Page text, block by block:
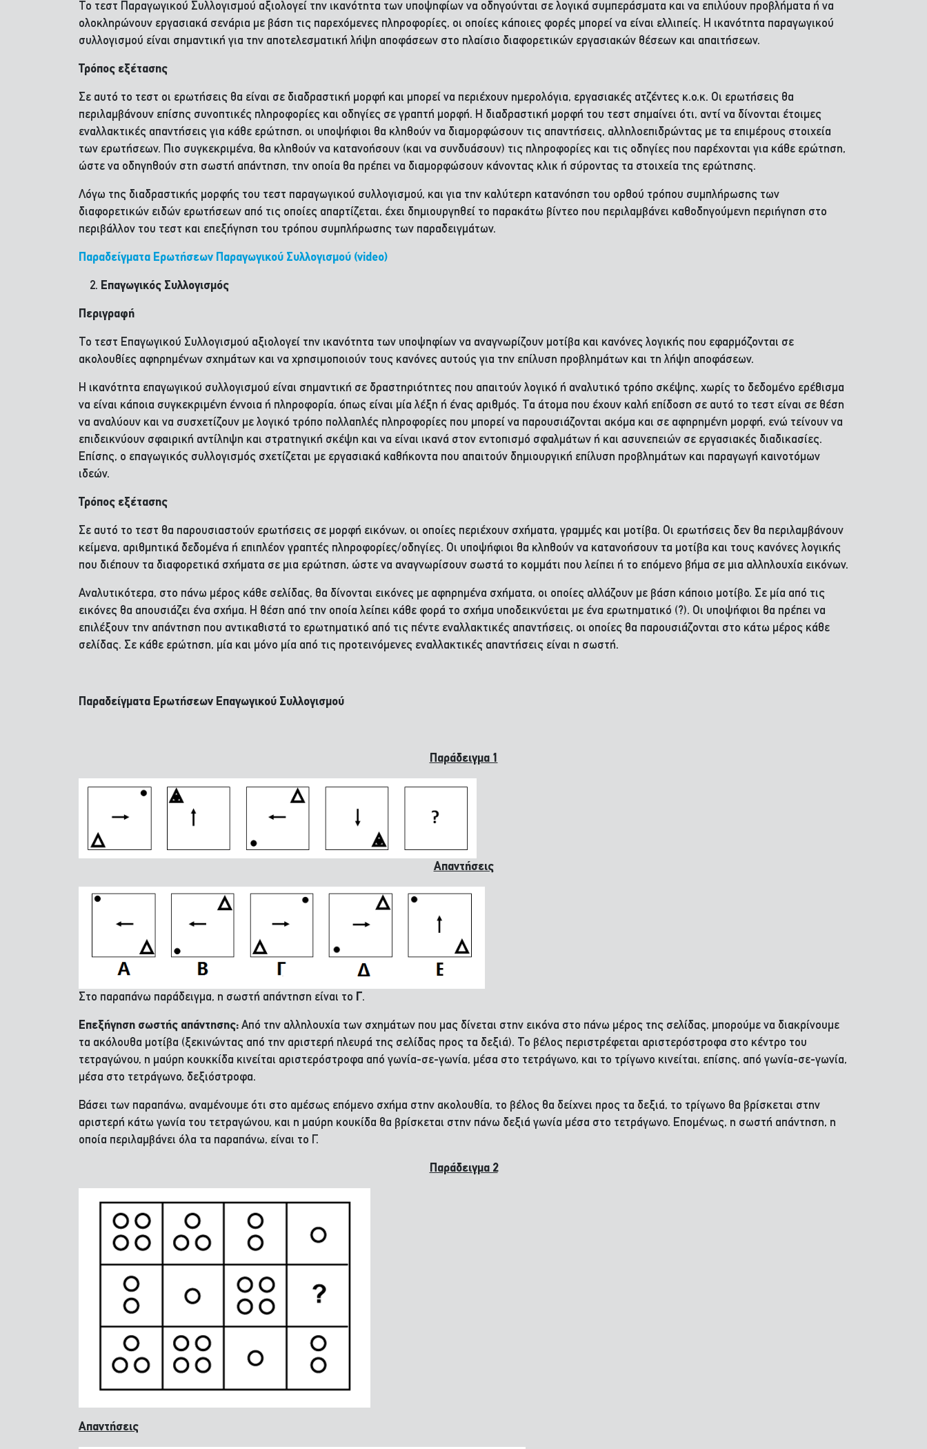
Το τεστ Παραγωγικού Συλλογισμού αξιολογεί την ικανότητα των υποψηφίων να οδηγούνται σε λογικά συμπεράσματα και να επιλύουν προβλήματα ή να
ολοκληρώνουν εργασιακά σενάρια με βάση τις παρεχόμενες πληροφορίες, οι οποίες κάποιες φορές μπορεί να είναι ελλιπείς. Η ικανότητα παραγωγικού
συλλογισμού είναι σημαντική για την αποτελεσματική λήψη αποφάσεων στο πλαίσιο διαφορετικών εργασιακών θέσεων και απαιτήσεων.
Τρόπος εξέτασης
Σε αυτό το τεστ οι ερωτήσεις θα είναι σε διαδραστική μορφή και μπορεί να περιέχουν ημερολόγια, εργασιακές ατζέντες κ.ο.κ. Οι ερωτήσεις θα
περιλαμβάνουν επίσης συνοπτικές πληροφορίες και οδηγίες σε γραπτή μορφή. Η διαδραστική μορφή του τεστ σημαίνει ότι, αντί να δίνονται έτοιμες
εναλλακτικές απαντήσεις για κάθε ερώτηση, οι υποψήφιοι θα κληθούν να διαμορφώσουν τις απαντήσεις, αλληλοεπιδρώντας με τα επιμέρους στοιχεία
των ερωτήσεων. Πιο συγκεκριμένα, θα κληθούν να κατανοήσουν (και να συνδυάσουν) τις πληροφορίες και τις οδηγίες που παρέχονται για κάθε ερώτηση,
ώστε να οδηγηθούν στη σωστή απάντηση, την οποία θα πρέπει να διαμορφώσουν κάνοντας κλικ ή σύροντας τα στοιχεία της ερώτησης.
Λόγω της διαδραστικής μορφής του τεστ παραγωγικού συλλογισμού, και για την καλύτερη κατανόηση του ορθού τρόπου συμπλήρωσης των
διαφορετικών ειδών ερωτήσεων από τις οποίες απαρτίζεται, έχει δημιουργηθεί το παρακάτω βίντεο που περιλαμβάνει καθοδηγούμενη περιήγηση στο
περιβάλλον του τεστ και επεξήγηση του τρόπου συμπλήρωσης των παραδειγμάτων.
Παραδείγματα Ερωτήσεων Παραγωγικού Συλλογισμού (video)
Επαγωγικός Συλλογισμός
Περιγραφή
Το τεστ Επαγωγικού Συλλογισμού αξιολογεί την ικανότητα των υποψηφίων να αναγνωρίζουν μοτίβα και κανόνες λογικής που εφαρμόζονται σε
ακολουθίες αφηρημένων σχημάτων και να χρησιμοποιούν τους κανόνες αυτούς για την επίλυση προβλημάτων και τη λήψη αποφάσεων.
Η ικανότητα επαγωγικού συλλογισμού είναι σημαντική σε δραστηριότητες που απαιτούν λογικό ή αναλυτικό τρόπο σκέψης, χωρίς το δεδομένο ερέθισμα
να είναι κάποια συγκεκριμένη έννοια ή πληροφορία, όπως είναι μία λέξη ή ένας αριθμός. Τα άτομα που έχουν καλή επίδοση σε αυτό το τεστ είναι σε θέση
να αναλύουν και να συσχετίζουν με λογικό τρόπο πολλαπλές πληροφορίες που μπορεί να παρουσιάζονται ακόμα και σε αφηρημένη μορφή, ενώ τείνουν να
επιδεικνύουν σφαιρική αντίληψη και στρατηγική σκέψη και να είναι ικανά στον εντοπισμό σφαλμάτων ή και ασυνεπειών σε εργασιακές διαδικασίες.
Επίσης, ο επαγωγικός συλλογισμός σχετίζεται με εργασιακά καθήκοντα που απαιτούν δημιουργική επίλυση προβλημάτων και παραγωγή καινοτόμων
ιδεών.
Τρόπος εξέτασης
Σε αυτό το τεστ θα παρουσιαστούν ερωτήσεις σε μορφή εικόνων, οι οποίες περιέχουν σχήματα, γραμμές και μοτίβα. Οι ερωτήσεις δεν θα περιλαμβάνουν
κείμενα, αριθμητικά δεδομένα ή επιπλέον γραπτές πληροφορίες/οδηγίες. Οι υποψήφιοι θα κληθούν να κατανοήσουν τα μοτίβα και τους κανόνες λογικής
που διέπουν τα διαφορετικά σχήματα σε μια ερώτηση, ώστε να αναγνωρίσουν σωστά το κομμάτι που λείπει ή το επόμενο βήμα σε μια αλληλουχία εικόνων.
Αναλυτικότερα, στο πάνω μέρος κάθε σελίδας, θα δίνονται εικόνες με αφηρημένα σχήματα, οι οποίες αλλάζουν με βάση κάποιο μοτίβο. Σε μία από τις
εικόνες θα απουσιάζει ένα σχήμα. Η θέση από την οποία λείπει κάθε φορά το σχήμα υποδεικνύεται με ένα ερωτηματικό (?). Οι υποψήφιοι θα πρέπει να
επιλέξουν την απάντηση που αντικαθιστά το ερωτηματικό από τις πέντε εναλλακτικές απαντήσεις, οι οποίες θα παρουσιάζονται στο κάτω μέρος κάθε
σελίδας. Σε κάθε ερώτηση, μία και μόνο μία από τις προτεινόμενες εναλλακτικές απαντήσεις είναι η σωστή.
Παραδείγματα Ερωτήσεων Επαγωγικού Συλλογισμού
Παράδειγμα 1
Απαντήσεις
Στο παραπάνω παράδειγμα, η σωστή απάντηση είναι το Γ.
Επεξήγηση σωστής απάντησης: Από την αλληλουχία των σχημάτων που μας δίνεται στην εικόνα στο πάνω μέρος της σελίδας, μπορούμε να διακρίνουμε
τα ακόλουθα μοτίβα (ξεκινώντας από την αριστερή πλευρά της σελίδας προς τα δεξιά). Το βέλος περιστρέφεται αριστερόστροφα στο κέντρο του
τετραγώνου, η μαύρη κουκκίδα κινείται αριστερόστροφα από γωνία-σε-γωνία, μέσα στο τετράγωνο, και το τρίγωνο κινείται, επίσης, από γωνία-σε-γωνία,
μέσα στο τετράγωνο, δεξιόστροφα.
Βάσει των παραπάνω, αναμένουμε ότι στο αμέσως επόμενο σχήμα στην ακολουθία, το βέλος θα δείχνει προς τα δεξιά, το τρίγωνο θα βρίσκεται στην
αριστερή κάτω γωνία του τετραγώνου, και η μαύρη κουκίδα θα βρίσκεται στην πάνω δεξιά γωνία μέσα στο τετράγωνο. Επομένως, η σωστή απάντηση, η
οποία περιλαμβάνει όλα τα παραπάνω, είναι το Γ.
Παράδειγμα 2
Απαντήσεις